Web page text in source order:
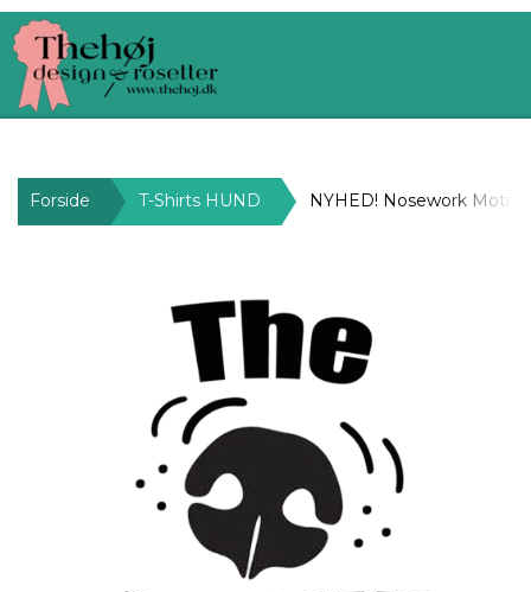
Forside T-Shirts HUND NYHED! Nosework